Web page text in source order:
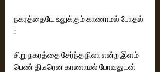
நகரத்தையே உலுக்கும் காணாமல் போதல்
:
சிறு நகரத்தை சேர்ந்த நிலா என்ற இளம்
பெண் திடீரென காணாமல் போவதுடன்